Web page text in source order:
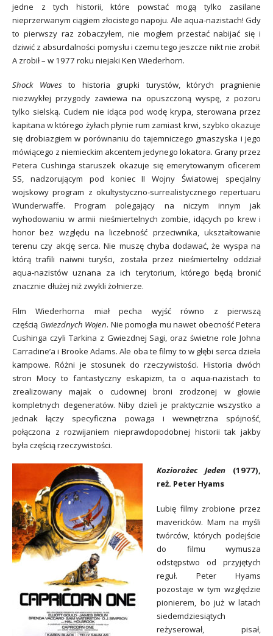
jedne z tych historii, które powstać mogą tylko zasilane
nieprzerwanym ciągiem złocistego napoju. Ale aqua-nazistach! Gdy
to pierwszy raz zobaczyłem, nie mogłem przestać nabijać się i
dziwić z absurdalności pomysłu i czemu tego jeszcze nikt nie zrobił.
A zrobił – w 1977 roku niejaki Ken Wiederhorn.
Shock Wavesto historia grupki turystów, których pragnienie
niezwykłej przygody zawiewa na opuszczoną wyspę, z pozoru
tylko sielską. Cudem nie idąca pod wodę krypa, sterowana przez
kapitana w którego żyłach płynie rum zamiast krwi, szybko okazuje
się drobiazgiem w porównaniu do tajemniczego gmaszyska i jego
mówiącego z niemieckim akcentem jedynego lokatora. Grany przez
Petera Cushinga staruszek okazuje się emerytowanym oficerem
SS, nadzorującym pod koniec II Wojny Światowej specjalny
wojskowy program z okultystyczno-surrealistycznego repertuaru
Wunderwaffe. Program polegający na niczym innym jak
wyhodowaniu w armii nieśmiertelnych zombie, idących po krew i
honor bez względu na liczebność przeciwnika, ukształtowanie
terenu czy akcję serca. Nie muszę chyba dodawać, że wyspa na
którą trafili naiwni turyści, została przez nieśmiertelny oddział
aqua-nazistów uznana za ich terytorium, którego będą bronić
znacznie dłużej niż zwykli żołnierze.
Film Wiederhorna miał pecha wyjść równo z pierwszą
częścią Gwiezdnych Wojen. Nie pomogła mu nawet obecność Petera
Cushinga czyli Tarkina z Gwiezdnej Sagi, oraz świetne role Johna
Carradine’a i Brooke Adams. Ale oba te filmy to w głębi serca dzieła
kampowe. Różni je stosunek do rzeczywistości. Historia dwóch
stron Mocy to fantastyczny eskapizm, ta o aqua-nazistach to
zrealizowany majak o cudownej broni zrodzonej w głowie
kompletnych degeneratów. Niby dzieli je praktycznie wszystko a
jednak łączy specyficzna powaga i wewnętrzna spójność,
połączona z rozwijaniem nieprawdopodobnej historii tak jakby
była częścią rzeczywistości.
Koziorożec Jeden (1977),
reż. Peter Hyams
Lubię filmy zrobione przez
mavericków. Mam na myśli
twórców, których podejście
do filmu wymusza
odstępstwo od przyjętych
reguł. Peter Hyams
pozostaje w tym względzie
pionierem, bo już w latach
siedemdziesiątych
reżyserował, pisał,